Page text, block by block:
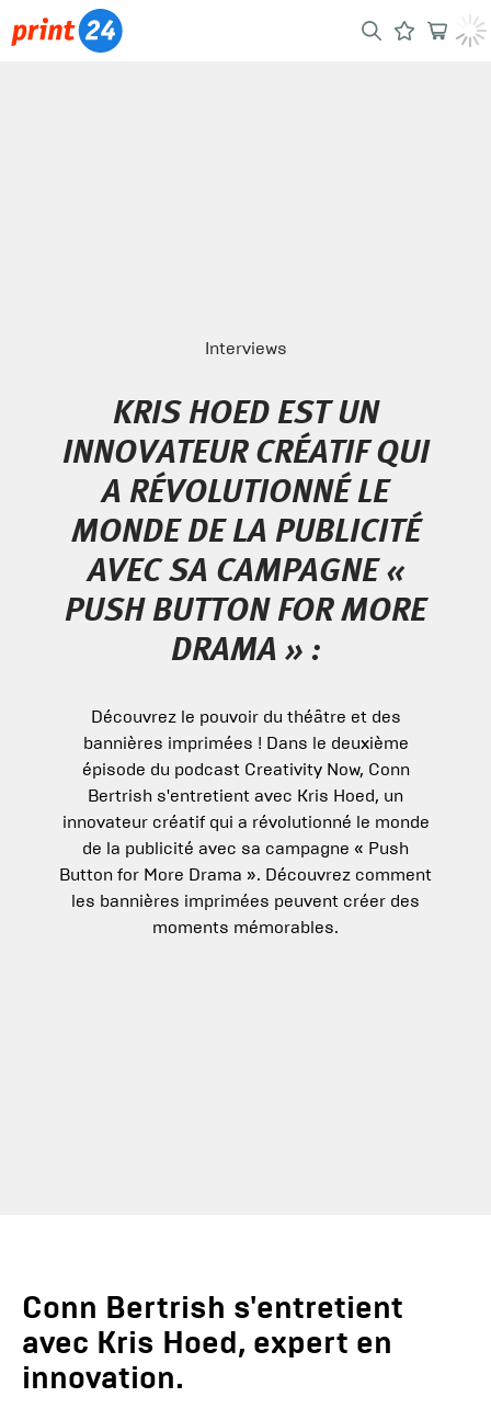
Interviews
KRIS HOED EST UN
INNOVATEUR CRÉATIF QUI
A RÉVOLUTIONNÉ LE
MONDE DE LA PUBLICITÉ
AVEC SA CAMPAGNE «
PUSH BUTTON FOR MORE
DRAMA » :
Découvrez le pouvoir du théâtre et des
bannières imprimées ! Dans le deuxième
épisode du podcast Creativity Now, Conn
Bertrish s'entretient avec Kris Hoed, un
innovateur créatif qui a révolutionné le monde
de la publicité avec sa campagne « Push
Button for More Drama ». Découvrez comment
les bannières imprimées peuvent créer des
moments mémorables.
Conn Bertrish s'entretient
avec Kris Hoed, expert en
innovation.